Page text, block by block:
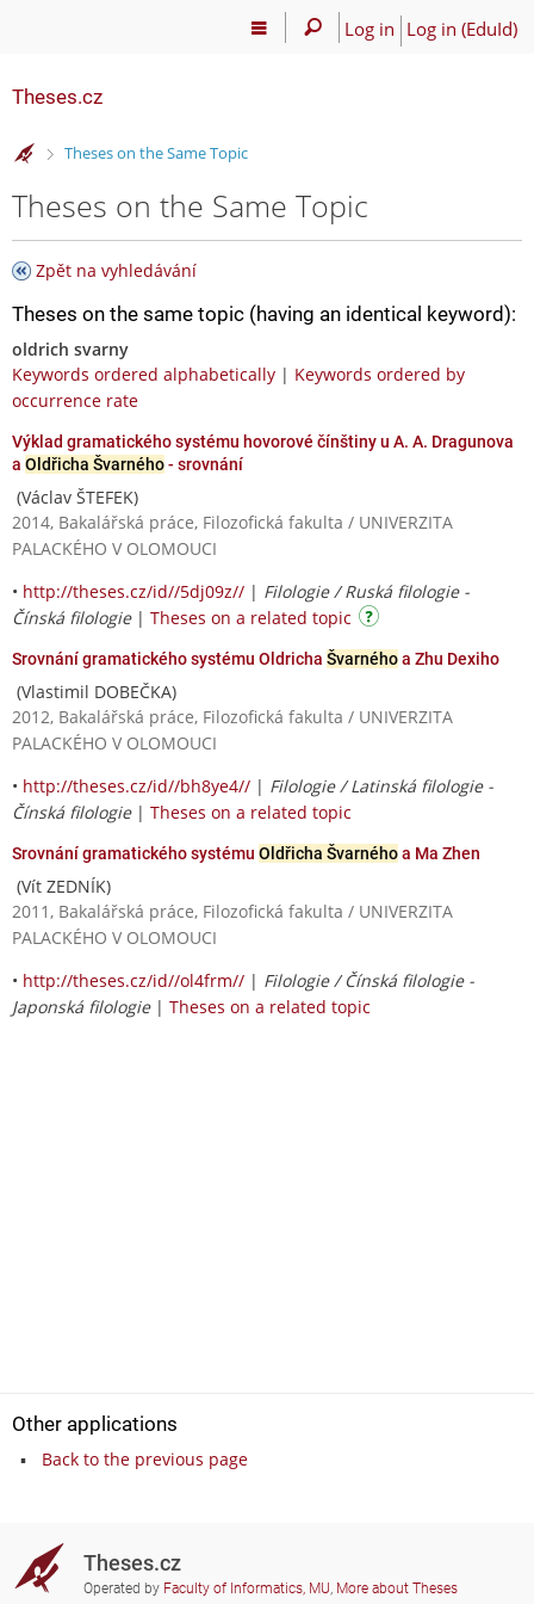
Log in Log in (EduId)
Theses.cz
>
Theses on the Same Topic
Theses on the Same Topic
Zpět na vyhledávání
Theses on the same topic (having an identical keyword):
oldrich svarny
Keywords ordered alphabetically | Keywords ordered by
occurrence rate
Výklad gramatického systému hovorové čínštiny u A. A. Dragunova
a Oldřicha Švarného- srovnání
(Václav ŠTEFEK)
2014, Bakalářská práce, Filozofická fakulta / UNIVERZITA
PALACKÉHO V OLOMOUCI
• http://theses.cz/id//5dj09z// | Filologie / Ruská filologie -
Čínská filologie| Theses on a related topic
Srovnání gramatického systému Oldricha Švarnéhoa Zhu Dexiho
(Vlastimil DOBEČKA)
2012, Bakalářská práce, Filozofická fakulta / UNIVERZITA
PALACKÉHO V OLOMOUCI
• http://theses.cz/id//bh8ye4// | Filologie / Latinská filologie -
Čínská filologie| Theses on a related topic
Srovnání gramatického systému Oldřicha Švarnéhoa Ma Zhen
(Vít ZEDNÍK)
2011, Bakalářská práce, Filozofická fakulta / UNIVERZITA
PALACKÉHO V OLOMOUCI
• http://theses.cz/id//ol4frm// | Filologie / Čínská filologie -
Japonská filologie| Theses on a related topic
Other applications
Back to the previous page
Theses.cz
Operated by Faculty of Informatics, MU, More about Theses